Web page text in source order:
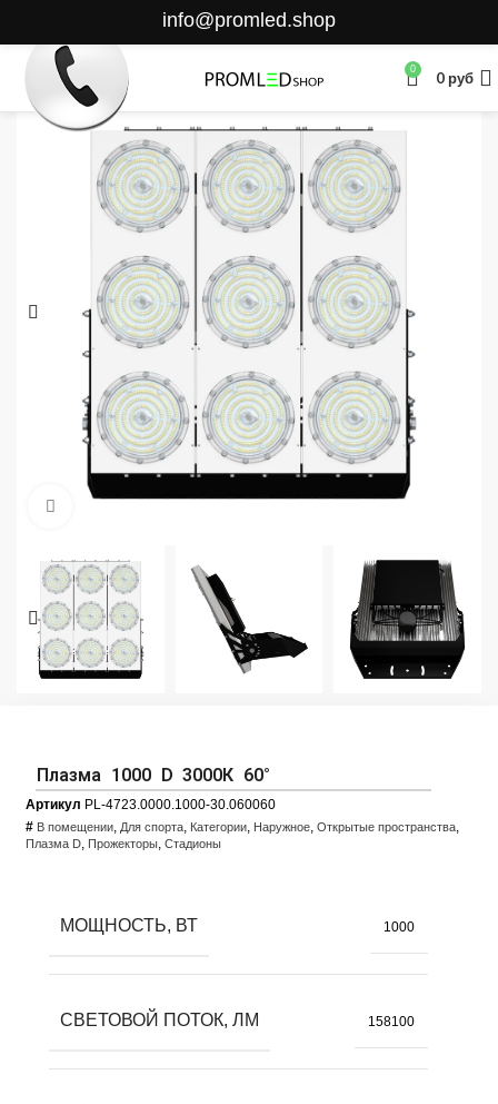
info@promled.shop
0 0руб
Плазма 1000 D 3000К 60°
Артикул PL-4723.0000.1000-30.060060
# В помещении, Для спорта, Категории, Наружное, Открытые пространства,
Плазма D, Прожекторы, Стадионы
МОЩНОСТЬ, ВТ 1000
СВЕТОВОЙ ПОТОК, ЛМ 158100